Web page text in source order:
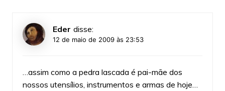
Eder disse:
12 de maio de 2009 às 23:53
…assim como a pedra lascada é pai-mãe dos
nossos utensílios, instrumentos e armas de hoje…